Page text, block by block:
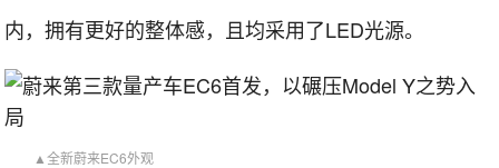
内，拥有更好的整体感，且均采用了LED光源。
▲全新蔚来EC6外观